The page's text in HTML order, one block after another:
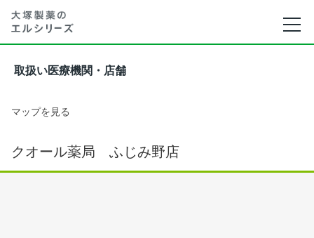
取扱い医療機関・店舗
マップを見る
クオール薬局 ふじみ野店